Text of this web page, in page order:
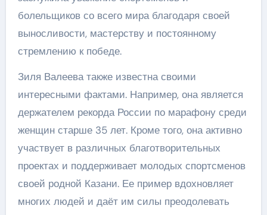
болельщиков со всего мира благодаря своей
выносливости, мастерству и постоянному
стремлению к победе.
Зиля Валеева также известна своими
интересными фактами. Например, она является
держателем рекорда России по марафону среди
женщин старше 35 лет. Кроме того, она активно
участвует в различных благотворительных
проектах и поддерживает молодых спортсменов
своей родной Казани. Ее пример вдохновляет
многих людей и даёт им силы преодолевать